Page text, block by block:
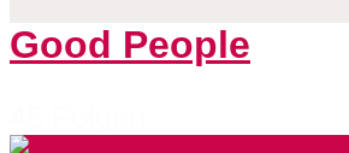
Good People